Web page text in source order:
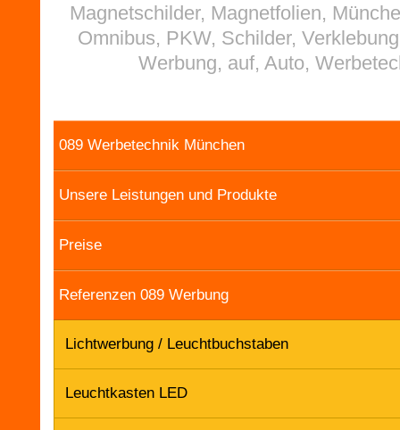
Magnetschilder, Magnetfolien,
Omnibus, PKW, Schilder,
Werbung, auf, Auto,
089 Werbetechnik München
Unsere Leistungen und Produkte
Preise
Referenzen 089 Werbung
Lichtwerbung / Leuchtbuchstaben
Leuchtkasten LED